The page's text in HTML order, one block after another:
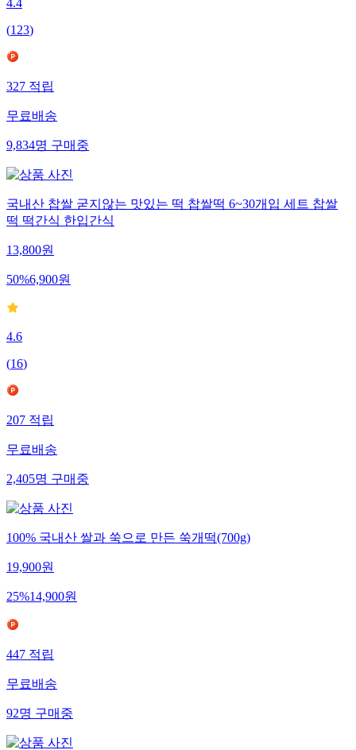
4.4
(123)
327적립
무료배송
9,834명구매중
국내산 찹쌀 굳지않는 맛있는 떡 찹쌀떡 6~30개입 세트 찹쌀
떡 떡간식 한입간식
13,800원
50%6,900원
4.6
(16)
207적립
무료배송
2,405명구매중
100% 국내산 쌀과 쑥으로 만든 쑥개떡(700g)
19,900원
25%14,900원
447적립
무료배송
92명구매중